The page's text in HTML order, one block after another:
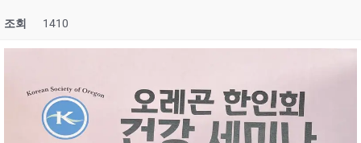
조회 1410